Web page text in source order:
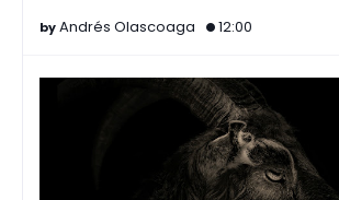
Andrés Olascoaga 12:00